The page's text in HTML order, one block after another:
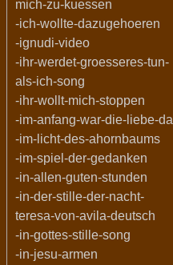
mich-zu-kuessen
-ich-wollte-dazugehoeren
-ignudi-video
-ihr-werdet-groesseres-tun-
als-ich-song
-ihr-wollt-mich-stoppen
-im-anfang-war-die-liebe-da
-im-licht-des-ahornbaums
-im-spiel-der-gedanken
-in-allen-guten-stunden
-in-der-stille-der-nacht-
teresa-von-avila-deutsch
-in-gottes-stille-song
-in-jesu-armen